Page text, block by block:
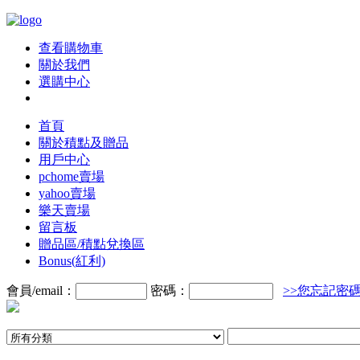
查看購物車
關於我們
選購中心
首頁
關於積點及贈品
用戶中心
pchome賣場
yahoo賣場
樂天賣場
留言板
贈品區/積點兌換區
Bonus(紅利)
會員/email： 密碼： >>您忘記密